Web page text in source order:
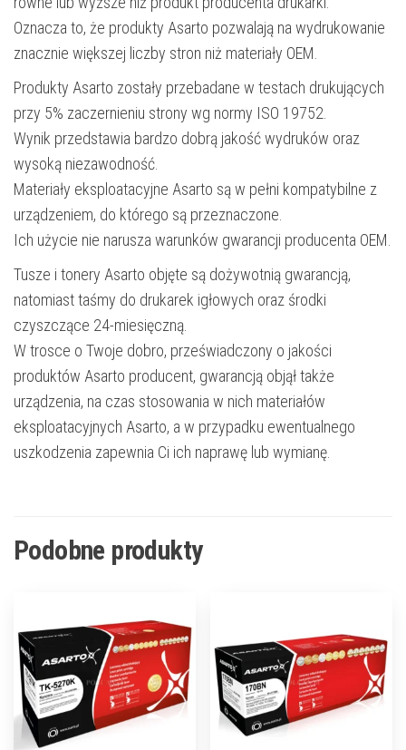
Oznacza to, że produkty Asarto pozwalają na wydrukowanie
znacznie większej liczby stron niż materiały OEM.
Produkty Asarto zostały przebadane w testach drukujących
przy 5% zaczernieniu strony wg normy ISO 19752.
Wynik przedstawia bardzo dobrą jakość wydruków oraz
wysoką niezawodność.
Materiały eksploatacyjne Asarto są w pełni kompatybilne z
urządzeniem, do którego są przeznaczone.
Ich użycie nie narusza warunków gwarancji producenta OEM.
Tusze i tonery Asarto objęte są dożywotnią gwarancją,
natomiast taśmy do drukarek igłowych oraz środki
czyszczące 24-miesięczną.
W trosce o Twoje dobro, przeświadczony o jakości
produktów Asarto producent, gwarancją objął także
urządzenia, na czas stosowania w nich materiałów
eksploatacyjnych Asarto, a w przypadku ewentualnego
uszkodzenia zapewnia Ci ich naprawę lub wymianę.
Podobne produkty